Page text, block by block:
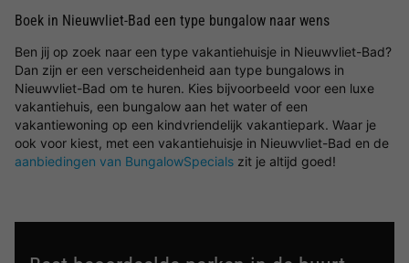
Boek in Nieuwvliet-Bad een type bungalow naar wens
Ben jij op zoek naar een type vakantiehuisje in Nieuwvliet-Bad?
Dan zijn er een verscheidenheid aan type bungalows in
Nieuwvliet-Bad om te huren. Kies bijvoorbeeld voor een luxe
vakantiehuis, een bungalow aan het water of een
vakantiewoning op een kindvriendelijk vakantiepark. Waar je
ook voor kiest, met een vakantiehuisje in Nieuwvliet-Bad en de
aanbiedingen van BungalowSpecials zit je altijd goed!